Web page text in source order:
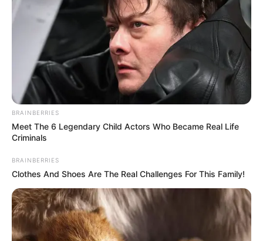
BRAINBERRIES
Meet The 6 Legendary Child Actors Who Became Real Life
Criminals
BRAINBERRIES
Clothes And Shoes Are The Real Challenges For This Family!